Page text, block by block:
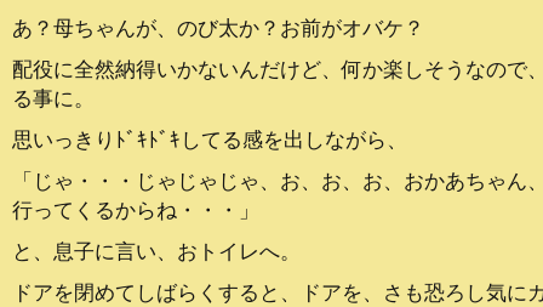
あ？母ちゃんが、のび太か？お前がオバケ？
配役に全然納得いかないんだけど、何か楽しそうなので
る事に。
思いっきりﾄﾞｷﾄﾞｷしてる感を出しながら、
「じゃ・・・じゃじゃじゃ、お、お、お、おかあちゃん
行ってくるからね・・・」
と、息子に言い、おトイレへ。
ドアを閉めてしばらくすると、ドアを、さも恐ろし気に